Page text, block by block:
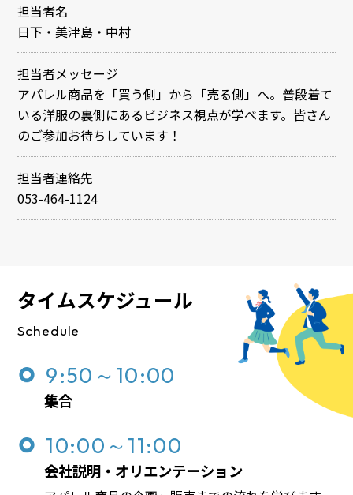
担当者名
日下・美津島・中村
担当者メッセージ
アパレル商品を「買う側」から「売る側」へ。普段着て
いる洋服の裏側にあるビジネス視点が学べます。皆さん
のご参加お待ちしています！
担当者連絡先
053-464-1124
タイムスケジュール
Schedule
9:50～10:00
集合
10:00～11:00
会社説明・オリエンテーション